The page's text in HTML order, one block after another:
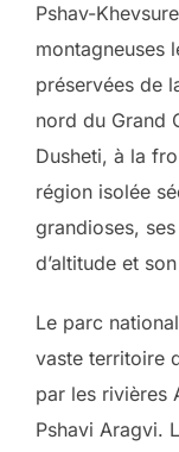
Pshav-
montagneuses
préservées de
nord du Grand
Dusheti, à la
région isolée
grandioses,
d’altitude et
Le parc
vaste territoire
par les rivières
Pshavi Aragvi.